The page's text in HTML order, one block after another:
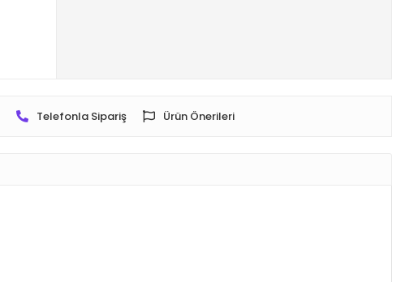
Telefonla Sipariş Ürün Önerileri